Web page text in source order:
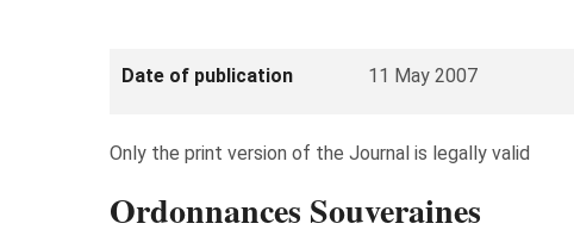
Date of publication 11 May 2007
Only the print version of the Journal is legally valid
Ordonnances Souveraines